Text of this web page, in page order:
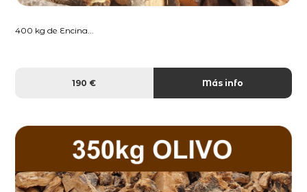
400 kg de Encina...
190 € Más info